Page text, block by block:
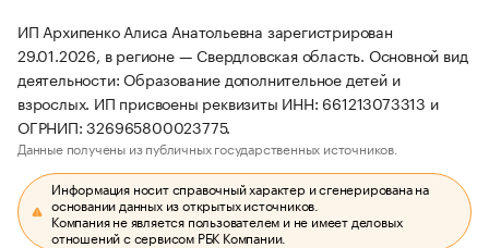
ИП Архипенко Алиса Анатольевна зарегистрирован
29.01.2026, в регионе — Свердловская область. Основной вид
деятельности: Образование дополнительное детей и
взрослых. ИП присвоены реквизиты ИНН: 661213073313 и
ОГРНИП: 326965800023775.
Данные получены из публичных государственных источников.
Информация носит справочный характер и сгенерирована на
основании данных из открытых источников.
Компания не является пользователем и не имеет деловых
отношений с сервисом РБК Компании.